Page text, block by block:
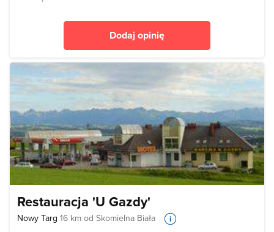
Dodaj opinię
Restauracja 'U Gazdy'
Nowy Targ 16 km od Skomielna Biała